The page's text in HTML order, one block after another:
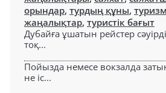
орындар, турдың құны,
жаңалықтар, туристік бағыт
Дубайға ұшатын рейстер
тоқ...
Пойызда немесе вокзалда
не іс...